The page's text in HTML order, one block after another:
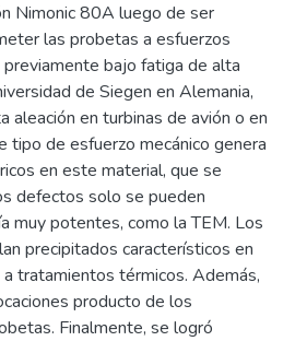
Nimonic 80A luego de ser
las probetas a esfuerzos
bajo fatiga de alta
de Siegen en Alemania,
aleación en turbinas de avión o en
tipo de esfuerzo mecánico genera
en este material, que se
defectos solo se pueden
muy potentes, como la TEM. Los
precipitados característicos en
tratamientos térmicos. Además,
producto de los
Finalmente, se logró